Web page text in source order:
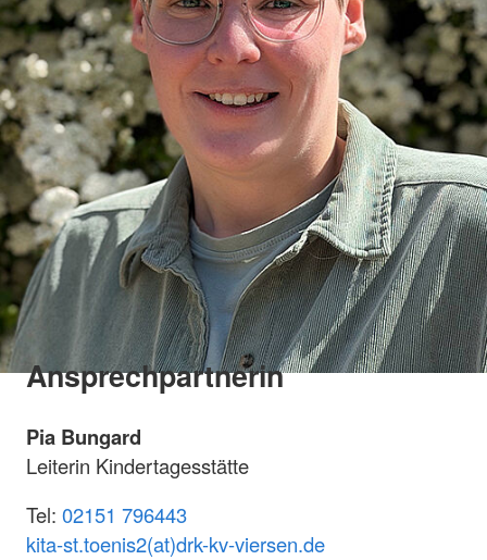
Ansprechpartnerin
Pia Bungard
Leiterin Kindertagesstätte
Tel: 02151 796443
kita-st.toenis2(at)drk-kv-viersen.de